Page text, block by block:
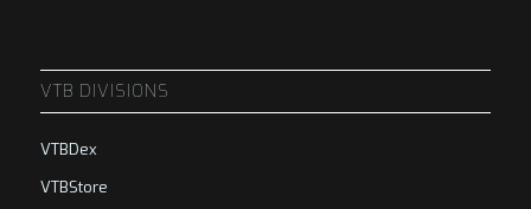
VTB DIVISIONS
VTBDex
VTBStore